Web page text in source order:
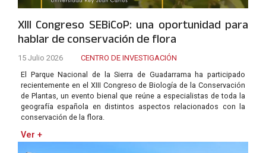
XIII Congreso SEBiCoP: una oportunidad para
hablar de conservación de flora
15 Julio 2026
CENTRO DE INVESTIGACIÓN
El Parque Nacional de la Sierra de Guadarrama ha participado
recientemente en el XIII Congreso de Biología de la Conservación
de Plantas, un evento bienal que reúne a especialistas de toda la
geografía española en distintos aspectos relacionados con la
conservación de la flora.
Ver +